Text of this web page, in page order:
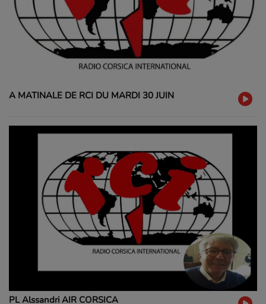
A MATINALE DE RCI DU MARDI 30 JUIN
PL Alssandri AIR CORSICA